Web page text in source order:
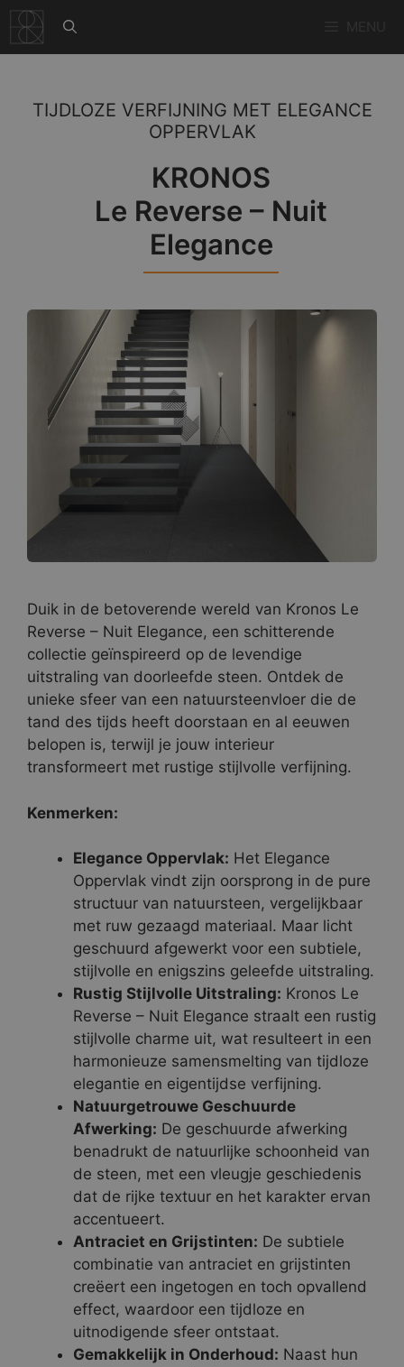
naar
de
TIJDLOZE VERFIJNING MET ELEGANCE
OPPERVLAK
KRONOS
Le Reverse – Nuit
Elegance
Duik in de betoverende wereld van Kronos Le
Reverse – Nuit Elegance, een schitterende
collectie geïnspireerd op de levendige
uitstraling van doorleefde steen. Ontdek de
unieke sfeer van een natuursteenvloer die de
tand des tijds heeft doorstaan en al eeuwen
belopen is, terwijl je jouw interieur
transformeert met rustige stijlvolle verfijning.
Kenmerken:
Elegance Oppervlak: Het Elegance
Oppervlak vindt zijn oorsprong in de pure
structuur van natuursteen, vergelijkbaar
met ruw gezaagd materiaal. Maar licht
geschuurd afgewerkt voor een subtiele,
stijlvolle en enigszins geleefde uitstraling.
Rustig Stijlvolle Uitstraling: Kronos Le
Reverse – Nuit Elegance straalt een rustig
stijlvolle charme uit, wat resulteert in een
harmonieuze samensmelting van tijdloze
elegantie en eigentijdse verfijning.
Natuurgetrouwe Geschuurde
Afwerking: De geschuurde afwerking
benadrukt de natuurlijke schoonheid van
de steen, met een vleugje geschiedenis
dat de rijke textuur en het karakter ervan
accentueert.
Antraciet en Grijstinten: De subtiele
combinatie van antraciet en grijstinten
creëert een ingetogen en toch opvallend
effect, waardoor een tijdloze en
uitnodigende sfeer ontstaat.
Gemakkelijk in Onderhoud: Naast hun